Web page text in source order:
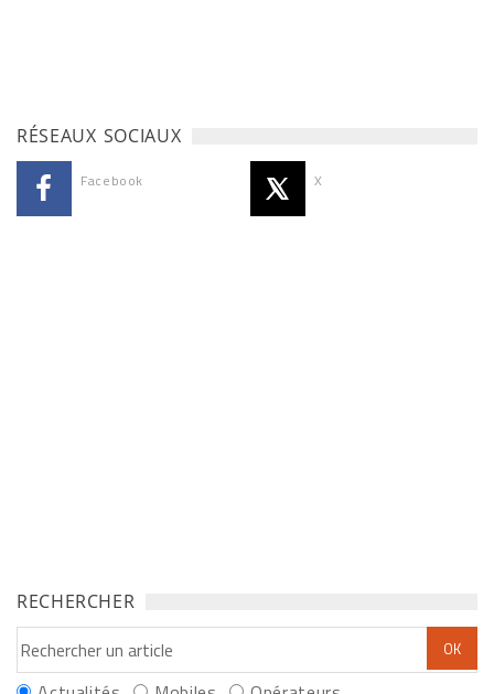
RÉSEAUX SOCIAUX
Facebook X
RECHERCHER